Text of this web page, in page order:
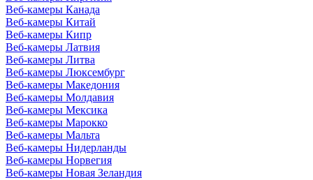
Веб-камеры Канада
Веб-камеры Китай
Веб-камеры Кипр
Веб-камеры Латвия
Веб-камеры Литва
Веб-камеры Люксембург
Веб-камеры Македония
Веб-камеры Молдавия
Веб-камеры Мексика
Веб-камеры Марокко
Веб-камеры Мальта
Веб-камеры Нидерланды
Веб-камеры Норвегия
Веб-камеры Новая Зеландия